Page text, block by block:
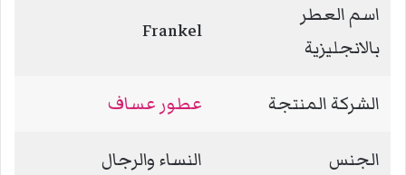
اسم العطر
بالانجليزية
Frankel
الشركة المنتجة عطور عساف
الجنس النساء والرجال